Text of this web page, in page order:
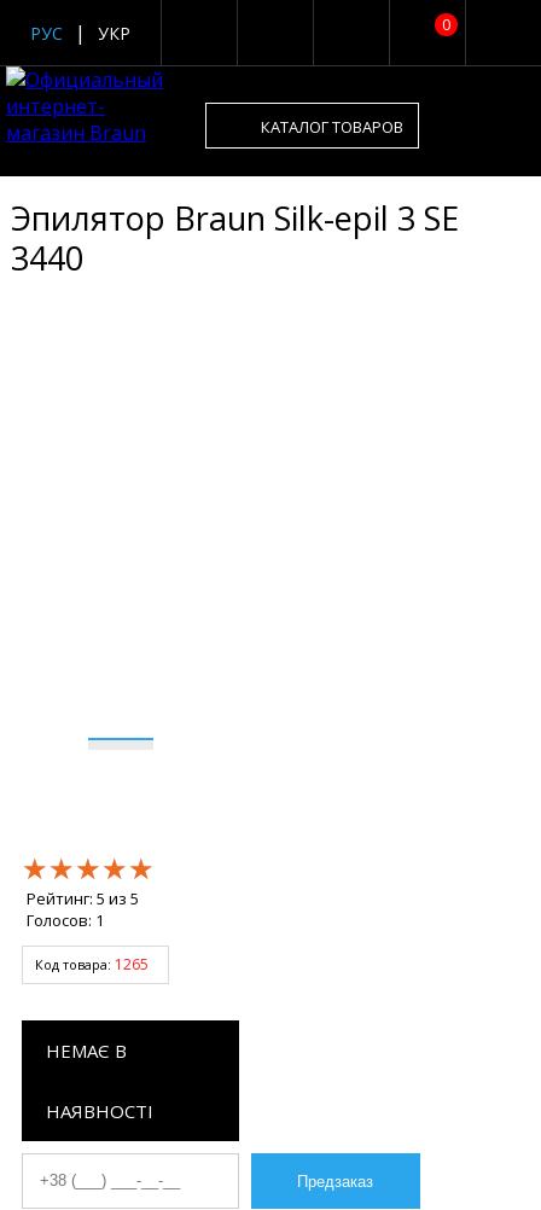
0
РУС УКР
КАТАЛОГ ТОВАРОВ
Эпилятор Braun Silk-epil 3 SE
3440
★★★★★
★★★★★
★★★★★
Рейтинг: 5 из 5
Голосов: 1
Код товара: 1265
НЕМАЄ В
НАЯВНОСТІ